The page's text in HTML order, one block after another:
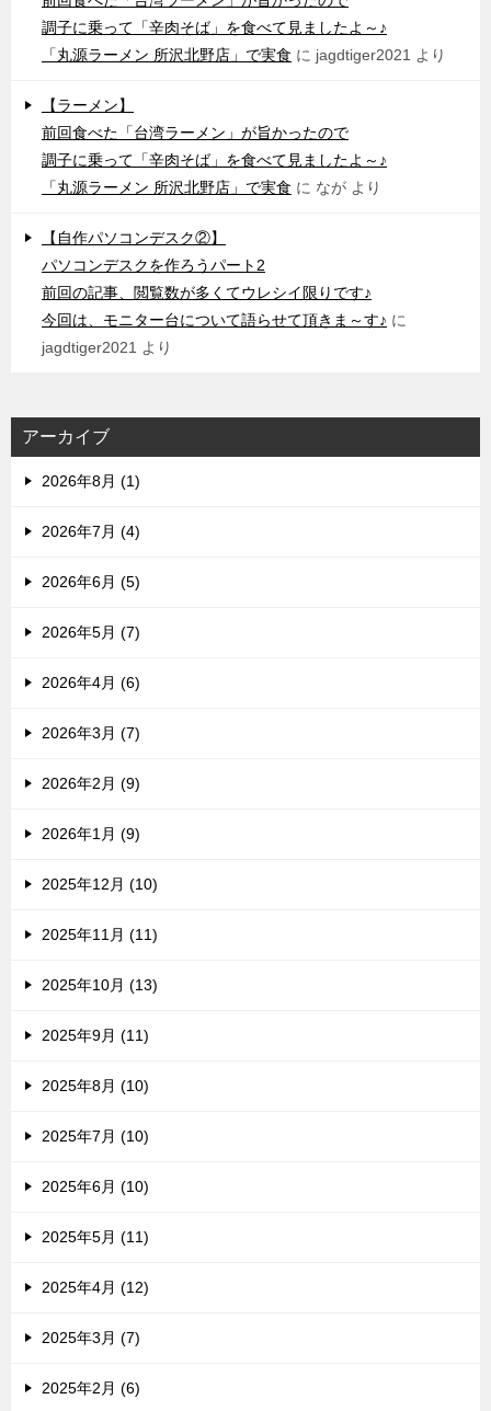
調子に乗って「辛肉そば」を食べて見ましたよ～♪
「丸源ラーメン 所沢北野店」で実食 に jagdtiger2021 より
【ラーメン】
前回食べた「台湾ラーメン」が旨かったので
調子に乗って「辛肉そば」を食べて見ましたよ～♪
「丸源ラーメン 所沢北野店」で実食 に なが より
【自作パソコンデスク②】
パソコンデスクを作ろうパート2
前回の記事、閲覧数が多くてウレシイ限りです♪
今回は、モニター台について語らせて頂きま～す♪ に
jagdtiger2021 より
アーカイブ
2026年8月 (1)
2026年7月 (4)
2026年6月 (5)
2026年5月 (7)
2026年4月 (6)
2026年3月 (7)
2026年2月 (9)
2026年1月 (9)
2025年12月 (10)
2025年11月 (11)
2025年10月 (13)
2025年9月 (11)
2025年8月 (10)
2025年7月 (10)
2025年6月 (10)
2025年5月 (11)
2025年4月 (12)
2025年3月 (7)
2025年2月 (6)